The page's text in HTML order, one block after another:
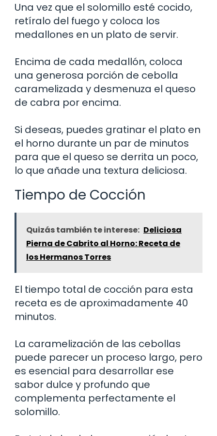
Una vez que el solomillo esté cocido,
retíralo del fuego y coloca los
medallones en un plato de servir.
Encima de cada medallón, coloca
una generosa porción de cebolla
caramelizada y desmenuza el queso
de cabra por encima.
Si deseas, puedes gratinar el plato en
el horno durante un par de minutos
para que el queso se derrita un poco,
lo que añade una textura deliciosa.
Tiempo de Cocción
Quizás también te interese: Deliciosa
Pierna de Cabrito al Horno: Receta de
los Hermanos Torres
El tiempo total de cocción para esta
receta es de aproximadamente 40
minutos.
La caramelización de las cebollas
puede parecer un proceso largo, pero
es esencial para desarrollar ese
sabor dulce y profundo que
complementa perfectamente el
solomillo.